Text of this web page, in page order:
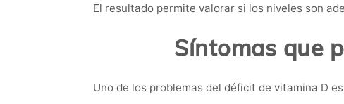
El resultado permite valorar si los niveles son
Síntomas que
Uno de los problemas del déficit de vitamina D